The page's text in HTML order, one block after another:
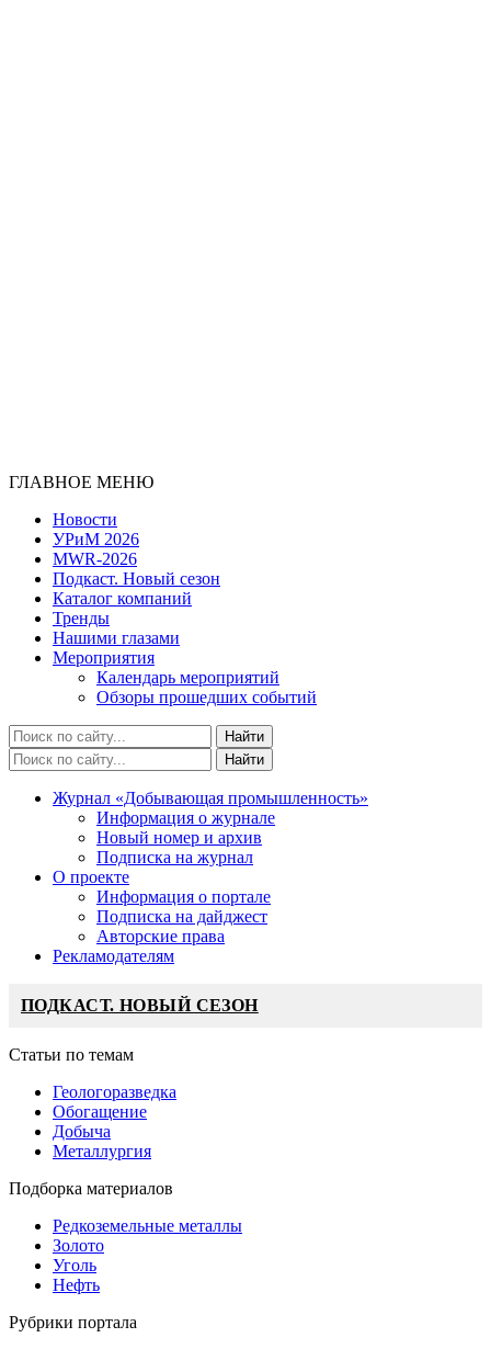
ГЛАВНОЕ МЕНЮ
Новости
УРиМ 2026
MWR-2026
Подкаст. Новый сезон
Каталог компаний
Тренды
Нашими глазами
Мероприятия
Календарь мероприятий
Обзоры прошедших событий
Журнал «Добывающая промышленность»
Информация о журнале
Новый номер и архив
Подписка на журнал
О проекте
Информация о портале
Подписка на дайджест
Авторские права
Рекламодателям
ПОДКАСТ. НОВЫЙ СЕЗОН
Статьи по темам
Геологоразведка
Обогащение
Добыча
Металлургия
Подборка материалов
Редкоземельные металлы
Золото
Уголь
Нефть
Рубрики портала